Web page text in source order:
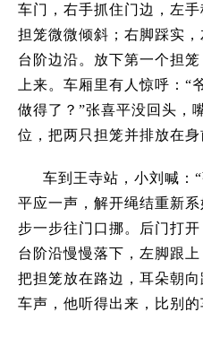
车门，右手抓住门边，左
担笼微微倾斜；右脚踩实
台阶边沿。放下第一个担
上来。车厢里有人惊呼： “
做得了？ ”张喜平没回头，
位，把两只担笼并排放在
车到王寺站，小刘喊： “
平应一声，解开绳结重新
步一步往门口挪。后门打
台阶沿慢慢落下，左脚跟
把担笼放在路边，耳朵朝
车声，他听得出来，比别的